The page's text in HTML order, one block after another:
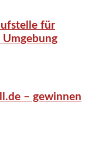
für
– gewinnen